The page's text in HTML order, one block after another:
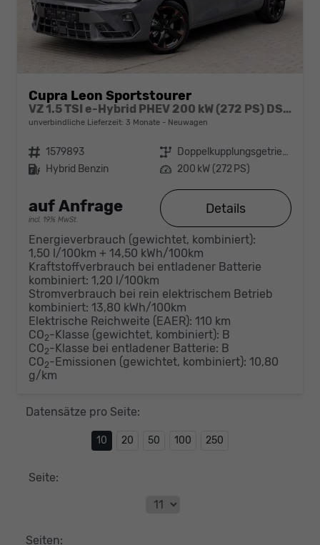
Cupra Leon Sportstourer
VZ 1.5 TSI e-Hybrid PHEV 200 kW (272 PS) DSG 6, ,DCC Fahrwerk,Sportschalensitze beheizbar, elektrisch einstellbar , Dynamik Paket, Sport HML, LED, Klimaautomatik 3 Zonen, Heckklappe elektrish m. Virtual Pedal, PDC,
unverbindliche Lieferzeit: 3 Monate Neuwagen
Fahrzeugnr. 1579893 Getriebe
Doppelkupplungsgetriebe (DSG)
Kraftstoff Hybrid Benzin Leistung 200 kW (272 PS)
auf Anfrage
incl. 19% MwSt.
Details
Energieverbrauch (gewichtet, kombiniert):
1,50 l/100km + 14,50 kWh/100km
Kraftstoffverbrauch bei entladener Batterie
kombiniert: 1,20 l/100km
Stromverbrauch bei rein elektrischem Betrieb
kombiniert: 13,80 kWh/100km
Elektrische Reichweite (EAER): 110 km
CO2-Klasse (gewichtet, kombiniert): B
CO2-Klasse bei entladener Batterie: B
CO2-Emissionen (gewichtet, kombiniert): 10,80
g/km
Datensätze pro Seite:
10 20 50 100 250
Seite:
Seiten: